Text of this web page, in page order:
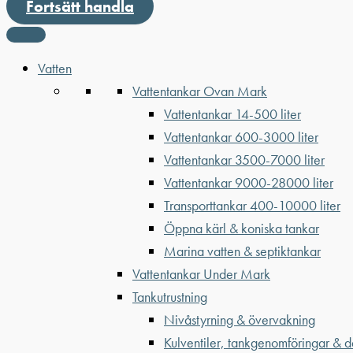
Fortsätt handla
Vatten
Vattentankar Ovan Mark
Vattentankar 14-500 liter
Vattentankar 600-3000 liter
Vattentankar 3500-7000 liter
Vattentankar 9000-28000 liter
Transporttankar 400-10000 liter
Öppna kärl & koniska tankar
Marina vatten & septiktankar
Vattentankar Under Mark
Tankutrustning
Nivåstyrning & övervakning
Kulventiler, tankgenomföringar &